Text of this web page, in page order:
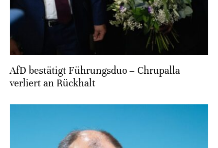
AfD bestätigt Führungsduo – Chrupalla
verliert an Rückhalt